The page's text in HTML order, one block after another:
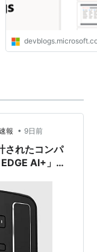
報 • 9日前
されたコンパ
AI+」を